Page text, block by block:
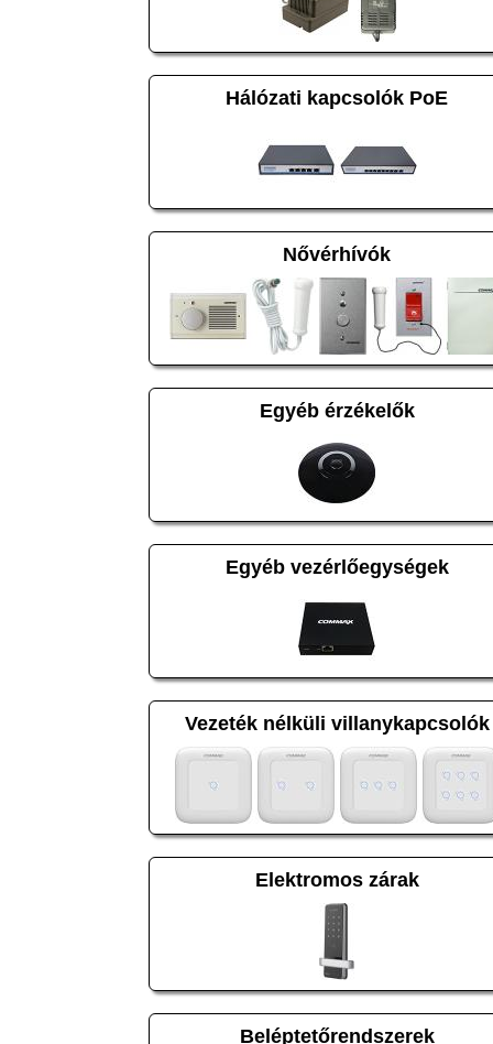
Hálózati kapcsolók PoE
Nővérhívók
Egyéb érzékelők
Egyéb vezérlőegységek
Vezeték nélküli villanykapcsolók
Elektromos zárak
Beléptetőrendszerek